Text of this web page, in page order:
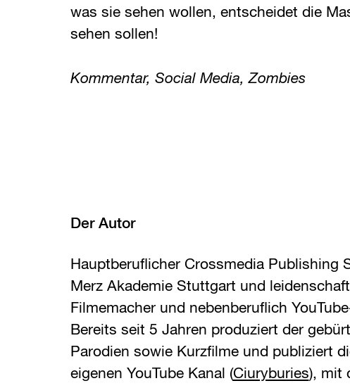
was sie sehen wollen, entscheidet die
sehen sollen!
Kommentar, Social Media, Zombies
Der Autor
Hauptberuflicher Crossmedia Publishing
Merz Akademie Stuttgart und
Filmemacher und nebenberuflich
Bereits seit 5 Jahren produziert der
Parodien sowie Kurzfilme und publiziert
eigenen YouTube Kanal (Ciuryburies), mit